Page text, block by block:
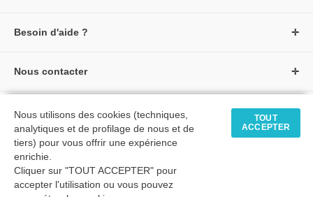
Créer un compte
★ Avis clients vérifiés
Besoin d'aide ?
Livraisons et retours
Tarifs négociés
Comment passer commande
Mon compte
Nous contacter
Formulaire de contact
Siège social
Tous nos livres
Livres petite enfance
Livres maternelle
Livres élémentaire
© 2026 - LIRE DEMAIN
C.G.U | C.G.V | Plan du site
Nous utilisons des cookies (techniques,
analytiques et de profilage de nous et de
tiers) pour vous offrir une expérience
enrichie.
Cliquer sur "TOUT ACCEPTER" pour
accepter l'utilisation ou vous pouvez
TOUT
ACCEPTER